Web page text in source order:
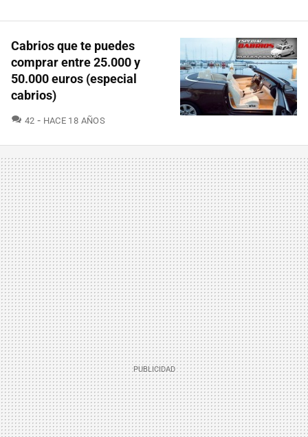
Cabrios que te puedes
comprar entre 25.000 y
50.000 euros (especial
cabrios)
42 COMENTARIOS
HACE 18 AÑOS